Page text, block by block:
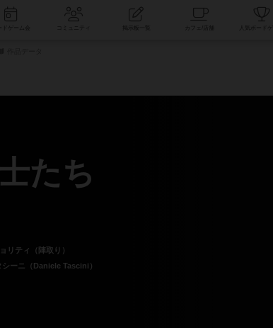
コミュニティ
たち
リティ（陣取り）
シーニ（Daniele Tascini）